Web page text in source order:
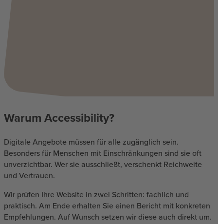
Warum Accessibility?
Digitale Angebote müssen für alle zugänglich sein.
Besonders für Menschen mit Einschränkungen sind sie oft
unverzichtbar. Wer sie ausschließt, verschenkt Reichweite
und Vertrauen.
Wir prüfen Ihre Website in zwei Schritten: fachlich und
praktisch. Am Ende erhalten Sie einen Bericht mit konkreten
Empfehlungen. Auf Wunsch setzen wir diese auch direkt um.